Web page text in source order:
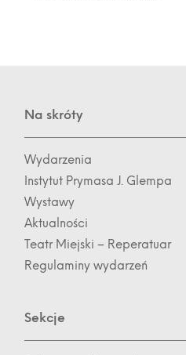
Na skróty
Wydarzenia
Instytut Prymasa J. Glempa
Wystawy
Aktualności
Teatr Miejski – Reperatuar
Regulaminy wydarzeń
Sekcje